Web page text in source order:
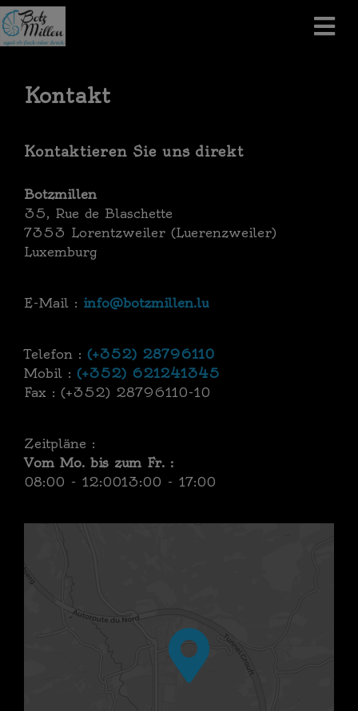
Kontakt
Kontaktieren Sie uns direkt
Botzmillen
35, Rue de Blaschette
7353 Lorentzweiler (Luerenzweiler)
Luxemburg
E-Mail : info@botzmillen.lu
Telefon : (+352) 28796110
Mobil : (+352) 621241345
Fax : (+352) 28796110-10
Zeitpläne :
Vom Mo. bis zum Fr. :
08:00 - 12:0013:00 - 17:00